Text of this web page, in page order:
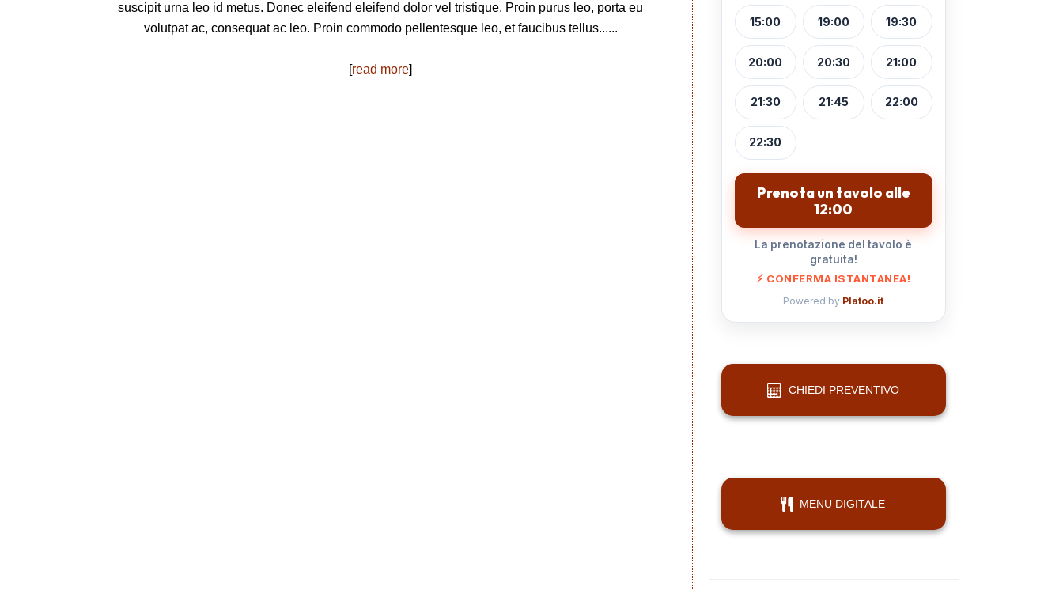
suscipit urna leo id metus. Donec eleifend eleifend dolor vel tristique. Proin purus leo, porta eu
volutpat ac, consequat ac leo. Proin commodo pellentesque leo, et faucibus tellus......
[read more]
15:00 19:00 19:30
20:00 20:30 21:00
21:30 21:45 22:00
22:30
Prenota un tavolo alle
12:00
La prenotazione del tavolo è
gratuita!
⚡ CONFERMA ISTANTANEA!
Powered by Platoo.it
CHIEDI PREVENTIVO
MENU DIGITALE